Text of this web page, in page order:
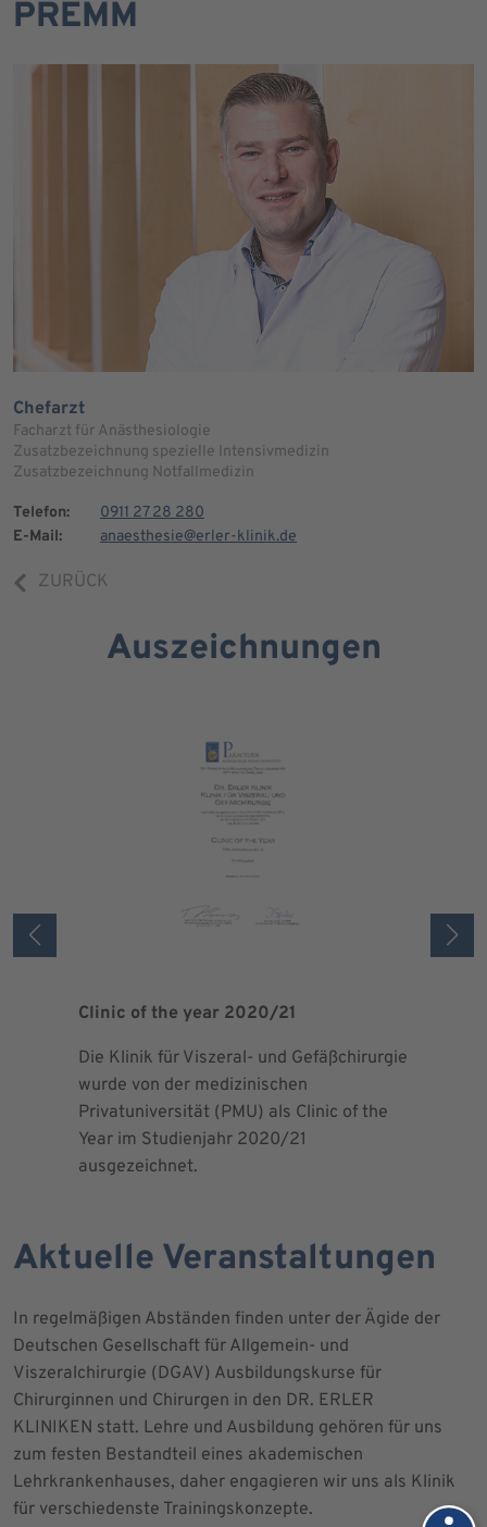
PREMM
Chefarzt
Facharzt für Anästhesiologie
Zusatzbezeichnung spezielle Intensivmedizin
Zusatzbezeichnung Notfallmedizin
Telefon:
0911 27 28 280
E-Mail:
anaesthesie@erler-klinik.de
ZURÜCK
Auszeichnungen
Clinic of the year 2020/21
Die Klinik für Viszeral- und Gefäßchirurgie
wurde von der medizinischen
Privatuniversität (PMU) als Clinic of the
Year im Studienjahr 2020/21
ausgezeichnet.
Aktuelle Veranstaltungen
In regelmäßigen Abständen finden unter der Ägide der
Deutschen Gesellschaft für Allgemein- und
Viszeralchirurgie (DGAV) Ausbildungskurse für
Chirurginnen und Chirurgen in den DR. ERLER
KLINIKEN statt. Lehre und Ausbildung gehören für uns
zum festen Bestandteil eines akademischen
Lehrkrankenhauses, daher engagieren wir uns als Klinik
für verschiedenste Trainingskonzepte.